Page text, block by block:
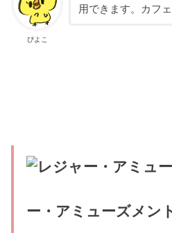
ぴよこ
用できます。カフ
ー・アミューズメン